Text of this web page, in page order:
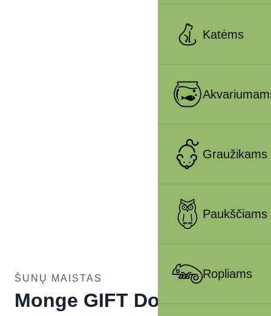
Katėms
Graužikams
Paukščiams
Ropliams
ŠUNŲ MAISTAS
Monge GIFT Dog Super